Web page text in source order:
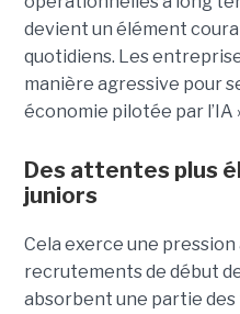
devient un élément
quotidiens. Les
manière agressive pour
économie pilotée par l’IA
Des attentes plus
juniors
Cela exerce une pression
recrutements de début
absorbent une partie